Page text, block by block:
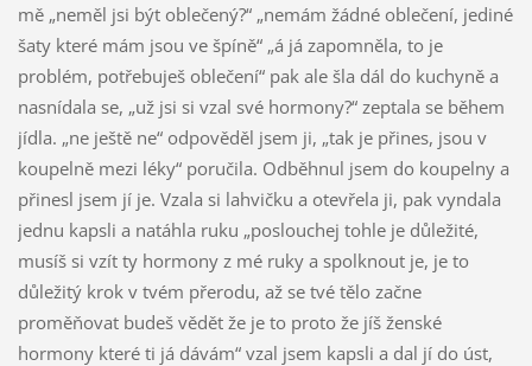
mě „neměl jsi být oblečený?“ „nemám žádné oblečení, jediné
šaty které mám jsou ve špíně“ „á já zapomněla, to je
problém, potřebuješ oblečení“ pak ale šla dál do kuchyně a
nasnídala se, „už jsi si vzal své hormony?“ zeptala se během
jídla. „ne ještě ne“ odpověděl jsem ji, „tak je přines, jsou v
koupelně mezi léky“ poručila. Odběhnul jsem do koupelny a
přinesl jsem jí je. Vzala si lahvičku a otevřela ji, pak vyndala
jednu kapsli a natáhla ruku „poslouchej tohle je důležité,
musíš si vzít ty hormony z mé ruky a spolknout je, je to
důležitý krok v tvém přerodu, až se tvé tělo začne
proměňovat budeš vědět že je to proto že jíš ženské
hormony které ti já dávám“ vzal jsem kapsli a dal jí do úst,